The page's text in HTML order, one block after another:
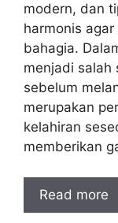
modern, dan
harmonis
bahagia.
menjadi salah
sebelum
merupakan
kelahiran
memberikan
Read more